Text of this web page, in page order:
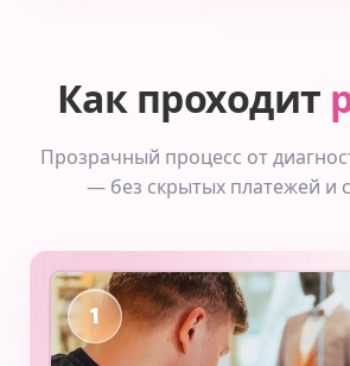
Как проходит
Прозрачный процесс от
— без скрытых платежей и
1